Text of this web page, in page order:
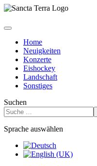
Home
Neuigkeiten
Konzerte
Eishockey
Landschaft
Sonstiges
Suchen
Sprache auswählen